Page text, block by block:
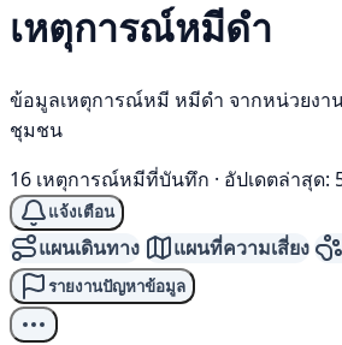
เหตุการณ์หมีดำ
ข้อมูลเหตุการณ์หมี หมีดำ จากหน่วยงา
ชุมชน
16 เหตุการณ์หมีที่บันทึก · อัปเดตล่าสุด:
แจ้งเตือน
แผนเดินทาง แผนที่ความเสี่ยง
รายงานปัญหาข้อมูล